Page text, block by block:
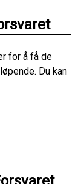
for å få de
Du kan